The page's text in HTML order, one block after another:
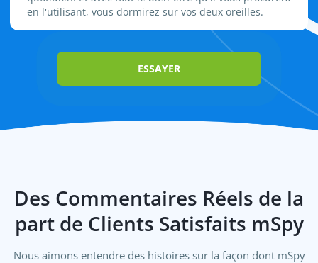
en l'utilisant, vous dormirez sur vos deux oreilles.
ESSAYER
Des Commentaires Réels de la
part de Clients Satisfaits mSpy
Nous aimons entendre des histoires sur la façon dont mSpy